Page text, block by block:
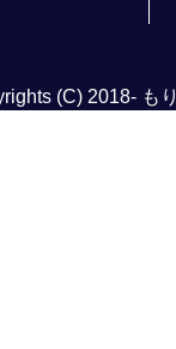
(C) 2018- も